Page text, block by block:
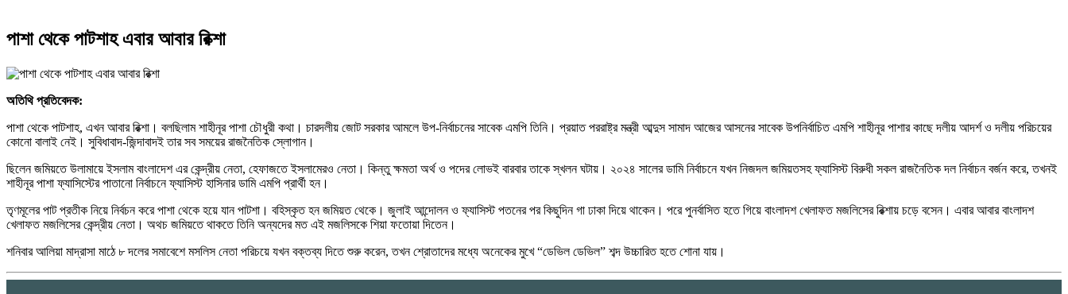
পাশা থেকে পাটশাহ এবার আবার রিক্শা
অতিথি প্রতিবেদক:
পাশা থেকে পাটশাহ, এখন আবার রিক্শা। বলছিলাম শাহীনূর পাশা চৌধুরী কথা। চারদলীয় জোট সরকার আমলে উপ-নির্বাচনের সাবেক এমপি তিনি। প্রয়াত পররাষ্ট্র মন্ত্রী আব্দুস সামাদ আজের আসনের সাবেক উপনির্বাচিত এমপি শাহীনূর পাশার কাছে দলীয় আদর্শ ও দলীয় পরিচয়ের
কোনো বালাই নেই। সুবিধাবাদ-জিন্দাবাদই তার সব সময়ের রাজনৈতিক স্লোগান।
ছিলেন জমিয়তে উলামায়ে ইসলাম বাংলাদেশ এর কেন্দ্রীয় নেতা, হেফাজতে ইসলামেরও নেতা। কিন্তু ক্ষমতা অর্থ ও পদের লোভই বারবার তাকে স্খলন ঘটায়। ২০২৪ সালের ডামি নির্বাচনে যখন নিজদল জমিয়তসহ ফ্যাসিস্ট বিরুধী সকল রাজনৈতিক দল নির্বাচন বর্জন করে, তখনই
শাহীনূর পাশা ফ্যাসিস্টের পাতানো নির্বাচনে ফ্যাসিস্ট হাসিনার ডামি এমপি প্রার্থী হন।
তৃণমূলের পাট প্রতীক নিয়ে নির্বচন করে পাশা থেকে হয়ে যান পাটশা। বহিস্কৃত হন জমিয়ত থেকে। জুলাই আন্দোলন ও ফ্যাসিস্ট পতনের পর কিছুদিন গা ঢাকা দিয়ে থাকেন। পরে পুনর্বাসিত হতে গিয়ে বাংলাদশ খেলাফত মজলিসের রিক্শায় চড়ে বসেন। এবার আবার বাংলাদশ
খেলাফত মজলিসের কেন্দ্রীয় নেতা। অথচ জমিয়তে থাকতে তিনি অন্যদের মত এই মজলিসকে শিয়া ফতোয়া দিতেন।
শনিবার আলিয়া মাদ্রাসা মাঠে ৮ দলের সমাবেশে মসলিস নেতা পরিচয়ে যখন বক্তব্য দিতে শুরু করেন, তখন শ্রোতাদের মধ্যে অনেকের মুখে “ডেভিল ডেভিল” শব্দ উচ্চারিত হতে শোনা যায়।